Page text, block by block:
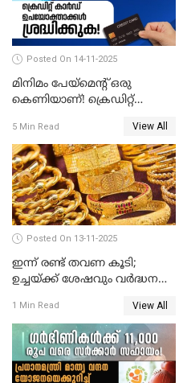
Posted On 14-11-2025
മിനിമം പേയ്മെന്റ് ഒരു
കെണിയാണ്! ക്രെഡിറ്റ്
ശ്രദ്ധിക്കുക!
5 Min Read View All
Posted On 13-11-2025
ഇന്ന് രണ്ട് തവണ കൂടി;
ഉച്ചയ്ക്ക് ശേഷവും വർദ്ധനവ്;
സ്വർണവിലയിൽ കുതിപ്പ്
1 Min Read View All